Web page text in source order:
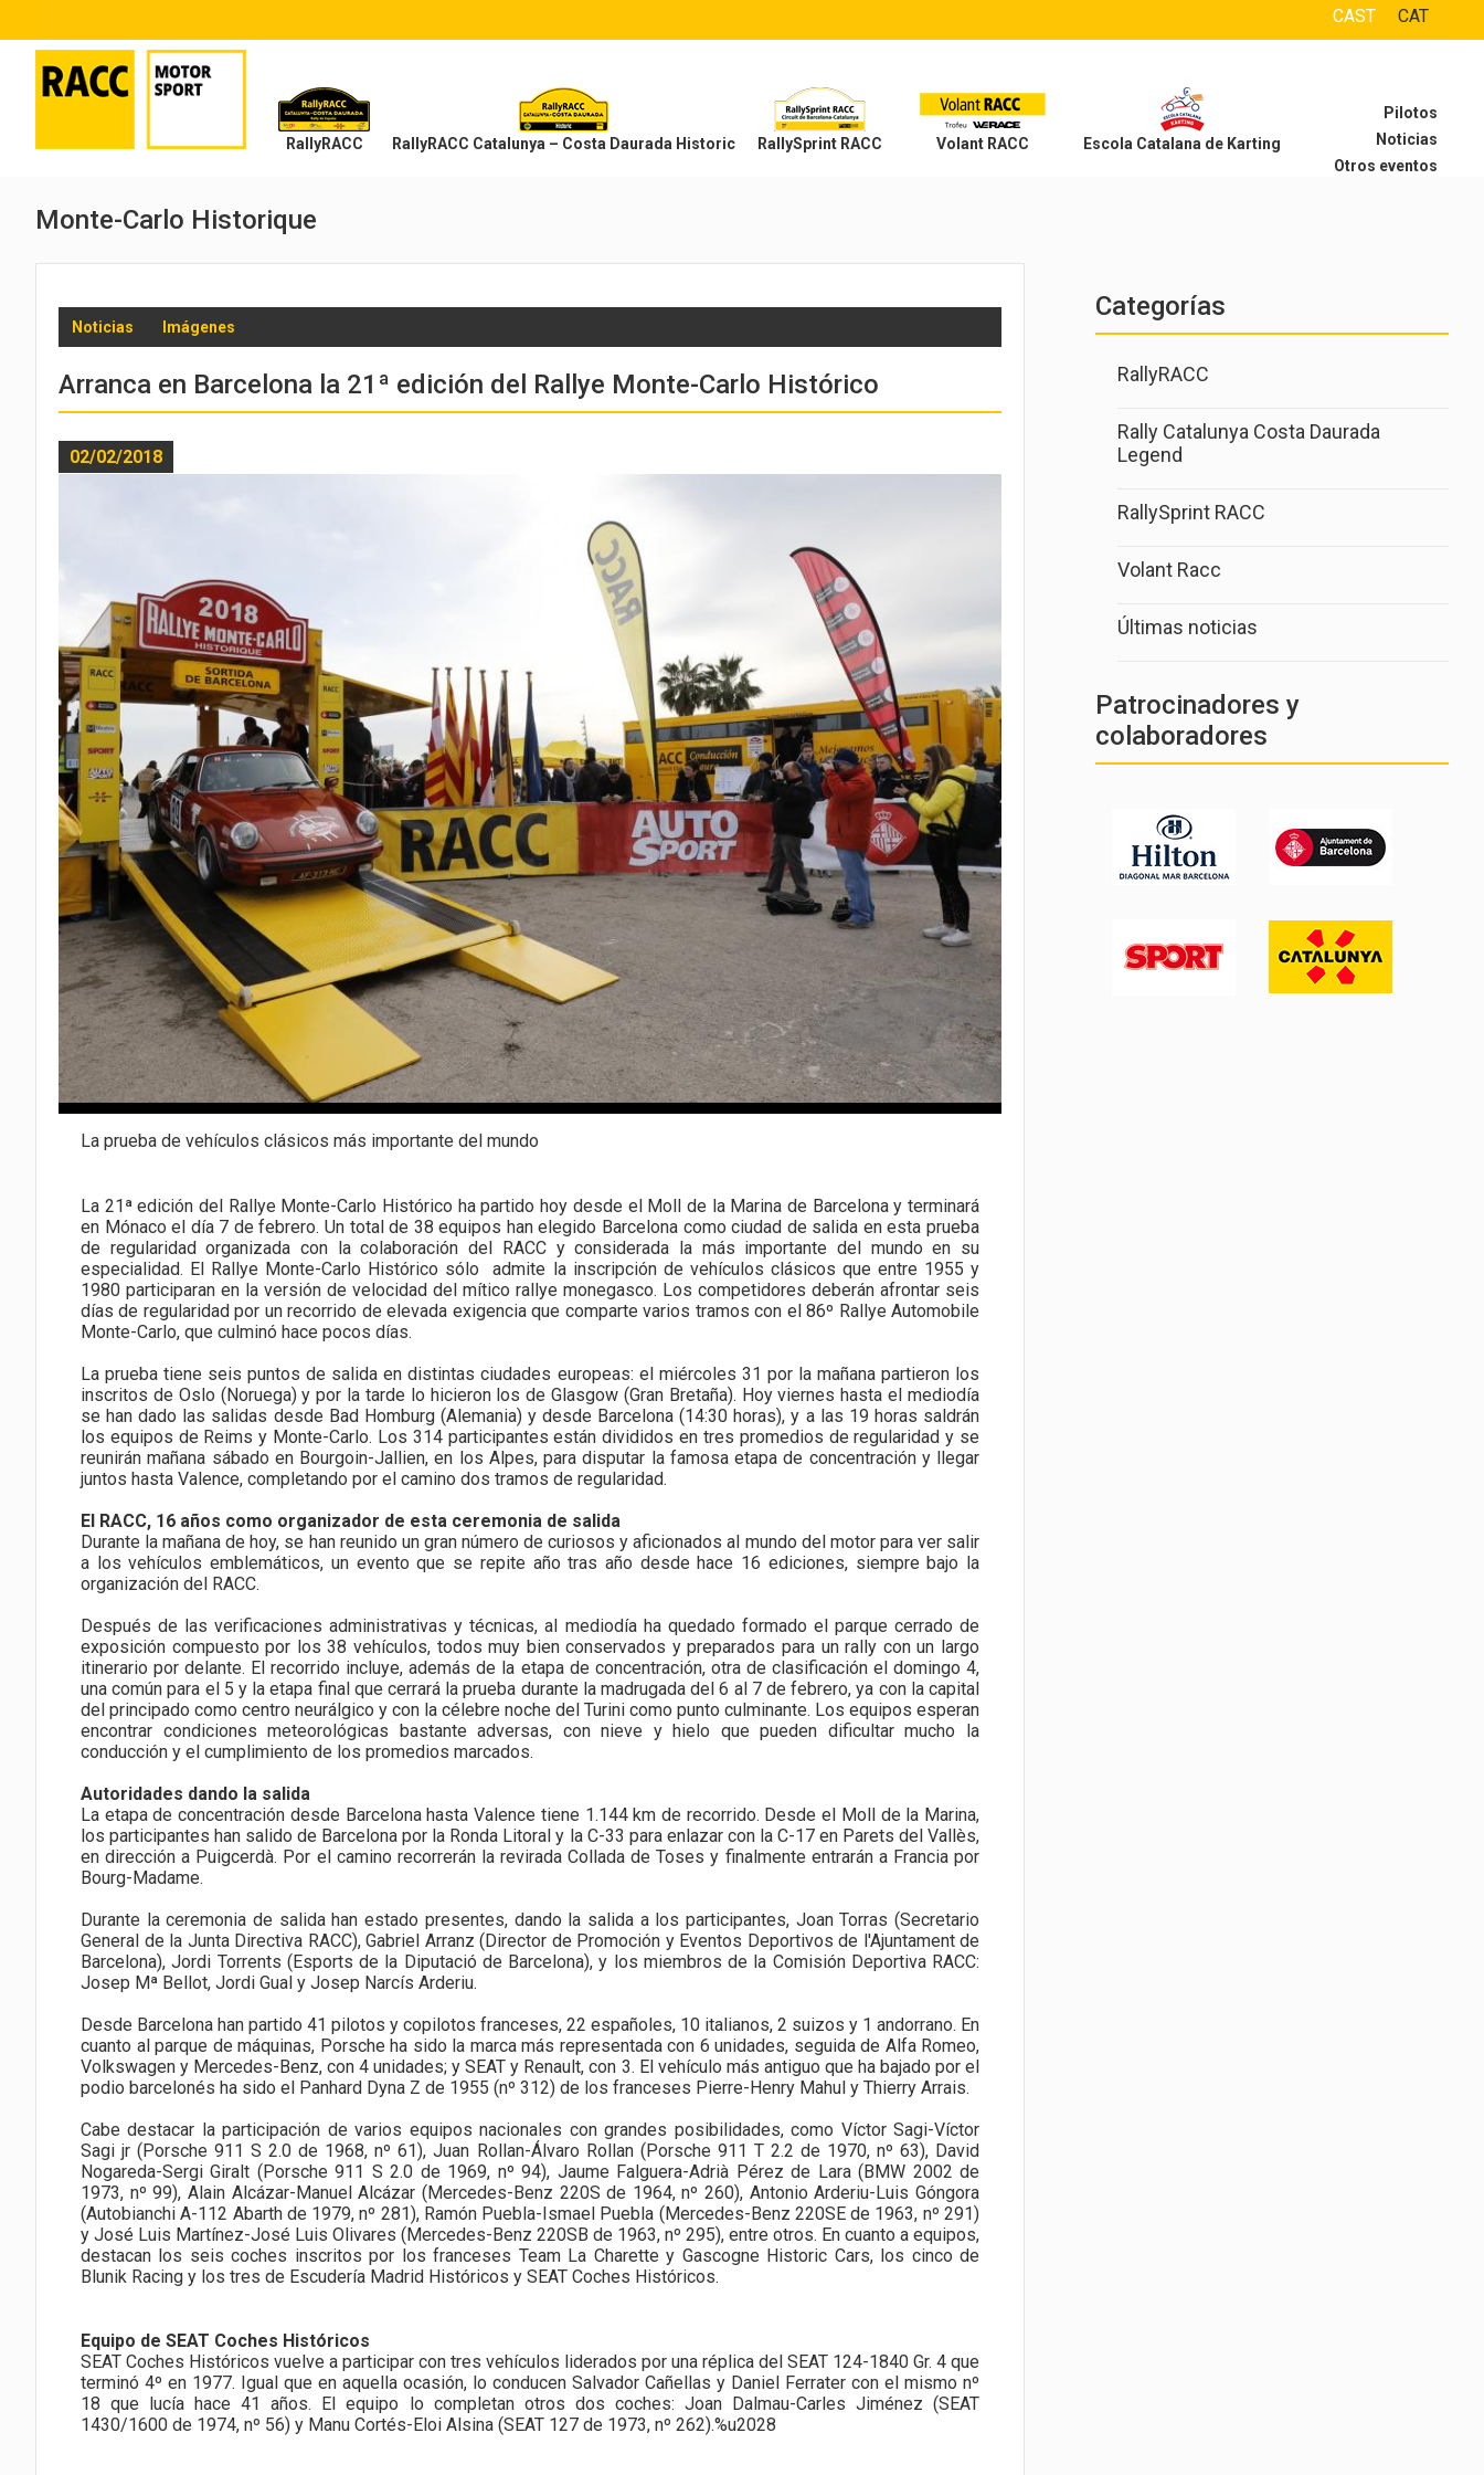
CAST CAT
RallyRACC RallyRACC Catalunya – Costa Daurada Historic RallySprint RACC Volant RACC Escola Catalana de Karting
Pilotos
Noticias
Otros eventos
Monte-Carlo Historique
Noticias Imágenes
Arranca en Barcelona la 21ª edición del Rallye Monte-Carlo Histórico
02/02/2018
La prueba de vehículos clásicos más importante del mundo
La 21ª edición del Rallye Monte-Carlo Histórico ha partido hoy desde el Moll de la Marina de Barcelona y terminará
en Mónaco el día 7 de febrero. Un total de 38 equipos han elegido Barcelona como ciudad de salida en esta prueba
de regularidad organizada con la colaboración del RACC y considerada la más importante del mundo en su
especialidad. El Rallye Monte-Carlo Histórico sólo admite la inscripción de vehículos clásicos que entre 1955 y
1980 participaran en la versión de velocidad del mítico rallye monegasco. Los competidores deberán afrontar seis
días de regularidad por un recorrido de elevada exigencia que comparte varios tramos con el 86º Rallye Automobile
Monte-Carlo, que culminó hace pocos días.
La prueba tiene seis puntos de salida en distintas ciudades europeas: el miércoles 31 por la mañana partieron los
inscritos de Oslo (Noruega) y por la tarde lo hicieron los de Glasgow (Gran Bretaña). Hoy viernes hasta el mediodía
se han dado las salidas desde Bad Homburg (Alemania) y desde Barcelona (14:30 horas), y a las 19 horas saldrán
los equipos de Reims y Monte-Carlo. Los 314 participantes están divididos en tres promedios de regularidad y se
reunirán mañana sábado en Bourgoin-Jallien, en los Alpes, para disputar la famosa etapa de concentración y llegar
juntos hasta Valence, completando por el camino dos tramos de regularidad.
El RACC, 16 años como organizador de esta ceremonia de salida
Durante la mañana de hoy, se han reunido un gran número de curiosos y aficionados al mundo del motor para ver salir
a los vehículos emblemáticos, un evento que se repite año tras año desde hace 16 ediciones, siempre bajo la
organización del RACC.
Después de las verificaciones administrativas y técnicas, al mediodía ha quedado formado el parque cerrado de
exposición compuesto por los 38 vehículos, todos muy bien conservados y preparados para un rally con un largo
itinerario por delante. El recorrido incluye, además de la etapa de concentración, otra de clasificación el domingo 4,
una común para el 5 y la etapa final que cerrará la prueba durante la madrugada del 6 al 7 de febrero, ya con la capital
del principado como centro neurálgico y con la célebre noche del Turini como punto culminante. Los equipos esperan
encontrar condiciones meteorológicas bastante adversas, con nieve y hielo que pueden dificultar mucho la
conducción y el cumplimiento de los promedios marcados.
Autoridades dando la salida
La etapa de concentración desde Barcelona hasta Valence tiene 1.144 km de recorrido. Desde el Moll de la Marina,
los participantes han salido de Barcelona por la Ronda Litoral y la C-33 para enlazar con la C-17 en Parets del Vallès,
en dirección a Puigcerdà. Por el camino recorrerán la revirada Collada de Toses y finalmente entrarán a Francia por
Bourg-Madame.
Durante la ceremonia de salida han estado presentes, dando la salida a los participantes, Joan Torras (Secretario
General de la Junta Directiva RACC), Gabriel Arranz (Director de Promoción y Eventos Deportivos de l'Ajuntament de
Barcelona), Jordi Torrents (Esports de la Diputació de Barcelona), y los miembros de la Comisión Deportiva RACC:
Josep Mª Bellot, Jordi Gual y Josep Narcís Arderiu.
Desde Barcelona han partido 41 pilotos y copilotos franceses, 22 españoles, 10 italianos, 2 suizos y 1 andorrano. En
cuanto al parque de máquinas, Porsche ha sido la marca más representada con 6 unidades, seguida de Alfa Romeo,
Volkswagen y Mercedes-Benz, con 4 unidades; y SEAT y Renault, con 3. El vehículo más antiguo que ha bajado por el
podio barcelonés ha sido el Panhard Dyna Z de 1955 (nº 312) de los franceses Pierre-Henry Mahul y Thierry Arrais.
Cabe destacar la participación de varios equipos nacionales con grandes posibilidades, como Víctor Sagi-Víctor
Sagi jr (Porsche 911 S 2.0 de 1968, nº 61), Juan Rollan-Álvaro Rollan (Porsche 911 T 2.2 de 1970, nº 63), David
Nogareda-Sergi Giralt (Porsche 911 S 2.0 de 1969, nº 94), Jaume Falguera-Adrià Pérez de Lara (BMW 2002 de
1973, nº 99), Alain Alcázar-Manuel Alcázar (Mercedes-Benz 220S de 1964, nº 260), Antonio Arderiu-Luis Góngora
(Autobianchi A-112 Abarth de 1979, nº 281), Ramón Puebla-Ismael Puebla (Mercedes-Benz 220SE de 1963, nº 291)
y José Luis Martínez-José Luis Olivares (Mercedes-Benz 220SB de 1963, nº 295), entre otros. En cuanto a equipos,
destacan los seis coches inscritos por los franceses Team La Charette y Gascogne Historic Cars, los cinco de
Blunik Racing y los tres de Escudería Madrid Históricos y SEAT Coches Históricos.
Equipo de SEAT Coches Históricos
SEAT Coches Históricos vuelve a participar con tres vehículos liderados por una réplica del SEAT 124-1840 Gr. 4 que
terminó 4º en 1977. Igual que en aquella ocasión, lo conducen Salvador Cañellas y Daniel Ferrater con el mismo nº
18 que lucía hace 41 años. El equipo lo completan otros dos coches: Joan Dalmau-Carles Jiménez (SEAT
1430/1600 de 1974, nº 56) y Manu Cortés-Eloi Alsina (SEAT 127 de 1973, nº 262).%u2028
Categorías
RallyRACC
Rally Catalunya Costa Daurada
Legend
RallySprint RACC
Volant Racc
Últimas noticias
Patrocinadores y
colaboradores